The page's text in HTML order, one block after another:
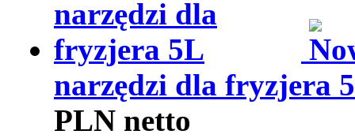
narzędzi dla fryzjera
PLN netto